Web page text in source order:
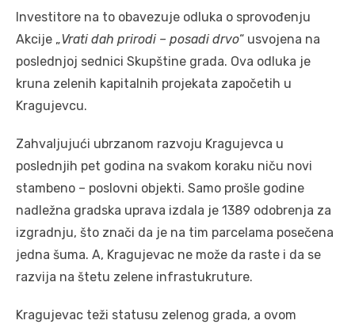
Investitore na to obavezuje odluka o sprovođenju
Akcije „Vrati dah prirodi – posadi drvo“ usvojena na
poslednjoj sednici Skupštine grada. Ova odluka je
kruna zelenih kapitalnih projekata započetih u
Kragujevcu.
Zahvaljujući ubrzanom razvoju Kragujevca u
poslednjih pet godina na svakom koraku niču novi
stambeno – poslovni objekti. Samo prošle godine
nadležna gradska uprava izdala je 1389 odobrenja za
izgradnju, što znači da je na tim parcelama posečena
jedna šuma. A, Kragujevac ne može da raste i da se
razvija na štetu zelene infrastukruture.
Kragujevac teži statusu zelenog grada, a ovom